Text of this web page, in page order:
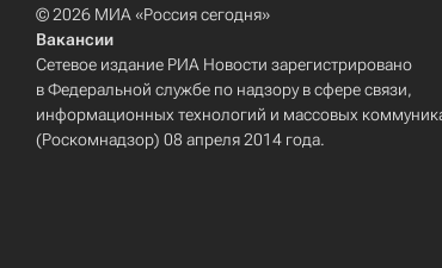
© 2026 МИА «Россия сегодня»
Вакансии
Сетевое издание РИА Новости зарегистрировано
в Федеральной службе по надзору в сфере связи,
информационных технологий и массовых
(Роскомнадзор) 08 апреля 2014 года.